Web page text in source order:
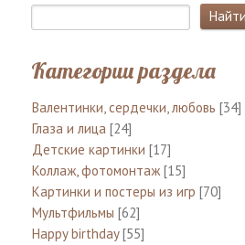
Категории раздела
Валентинки, сердечки, любовь [34]
Глаза и лица [24]
Детские картинки [17]
Коллаж, фотомонтаж [15]
Картинки и постеры из игр [70]
Мультфильмы [62]
Happy birthday [55]